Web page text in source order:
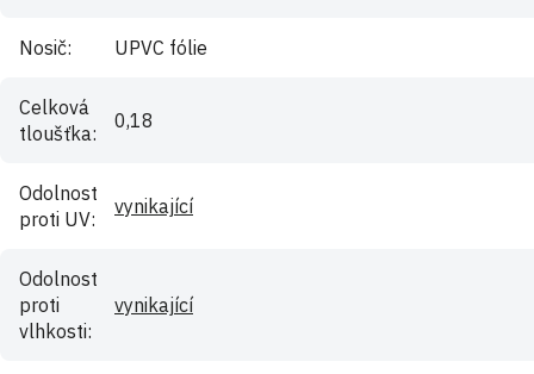
Nosič: UPVC fólie
Celková
tloušťka:
0,18
Odolnost
proti UV:
vynikající
Odolnost
proti
vlhkosti:
vynikající